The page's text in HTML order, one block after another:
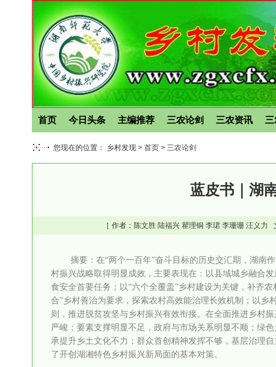
首页 今日头条 主编推荐 三农论剑 三农资讯
您现在的位置： 乡村发现 > 首页 > 三农论剑
蓝皮书｜湖
［ 作者： 陈文胜 陆福兴 瞿理铜 李珺 李珊珊 汪义力
摘要：在“两个一百年”奋斗目标的历史交汇期，湖南
村振兴战略取得明显成效，主要表现在：以县域城乡融合
食安全首要任务；以“六个全覆盖”乡村建设为关键，补齐
合”乡村善治为要求，探索农村高效能治理长效机制；以
则，推进脱贫攻坚与乡村振兴有效衔接。在全面推进乡村
严峻；要素支撑明显不足，政府与市场关系明显不顺；绿
承提升乡土文化不力；群众首创精神发挥不够，基层治理
了开创湖湘特色乡村振兴新局面的基本对策。